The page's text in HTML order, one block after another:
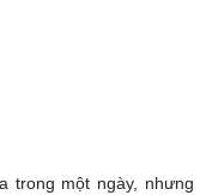
trong một ngày, nhưng